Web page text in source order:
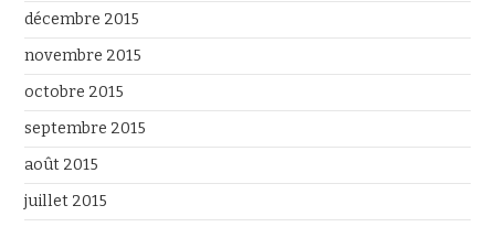
décembre 2015
novembre 2015
octobre 2015
septembre 2015
août 2015
juillet 2015